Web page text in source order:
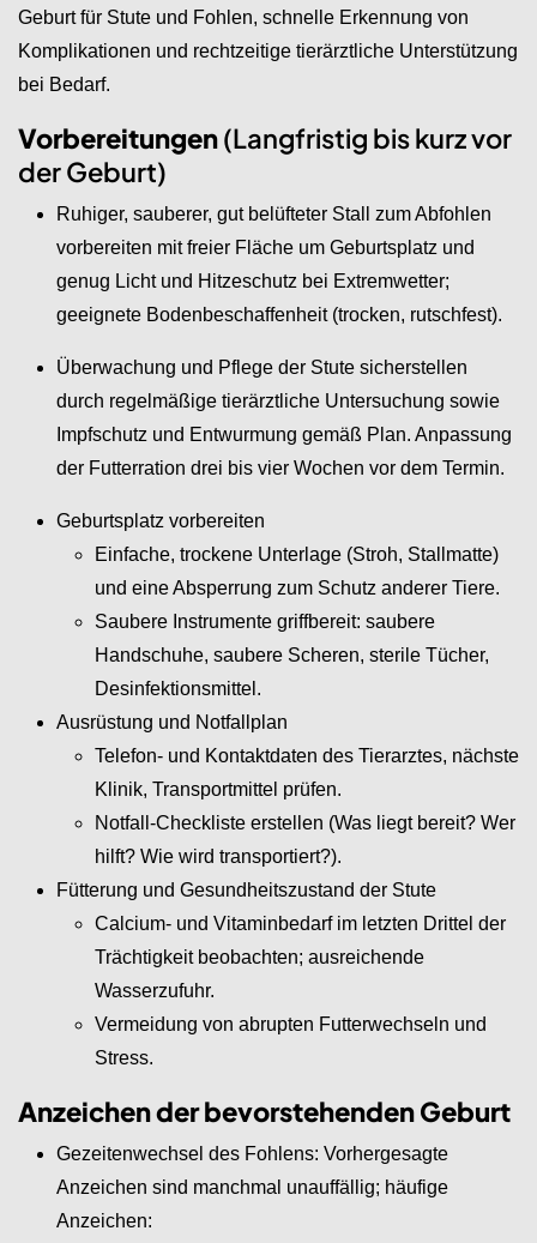
Geburt für Stute und Fohlen, schnelle Erkennung von
Komplikationen und rechtzeitige tierärztliche Unterstützung
bei Bedarf.
Vorbereitungen(Langfristig bis kurz vor
der Geburt)
Ruhiger, sauberer, gut belüfteter Stall zum Abfohlen
vorbereiten mit freier Fläche um Geburtsplatz und
genug Licht und Hitzeschutz bei Extremwetter;
geeignete Bodenbeschaffenheit (trocken, rutschfest).
Überwachung und Pflege der Stute sicherstellen
durch regelmäßige tierärztliche Untersuchung sowie
Impfschutz und Entwurmung gemäß Plan. Anpassung
der Futterration drei bis vier Wochen vor dem Termin.
Geburtsplatz vorbereiten
Einfache, trockene Unterlage (Stroh, Stallmatte)
und eine Absperrung zum Schutz anderer Tiere.
Saubere Instrumente griffbereit: saubere
Handschuhe, saubere Scheren, sterile Tücher,
Desinfektionsmittel.
Ausrüstung und Notfallplan
Telefon- und Kontaktdaten des Tierarztes, nächste
Klinik, Transportmittel prüfen.
Notfall-Checkliste erstellen (Was liegt bereit? Wer
hilft? Wie wird transportiert?).
Fütterung und Gesundheitszustand der Stute
Calcium- und Vitaminbedarf im letzten Drittel der
Trächtigkeit beobachten; ausreichende
Wasserzufuhr.
Vermeidung von abrupten Futterwechseln und
Stress.
Anzeichen der bevorstehenden Geburt
Gezeitenwechsel des Fohlens: Vorhergesagte
Anzeichen sind manchmal unauffällig; häufige
Anzeichen: